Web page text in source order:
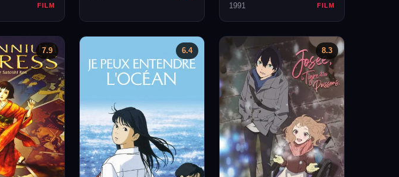
FILM 1991 FILM
7.9 6.4 8.3